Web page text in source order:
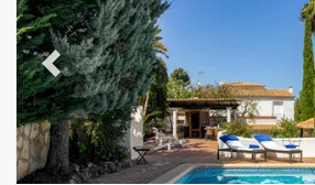
Previous